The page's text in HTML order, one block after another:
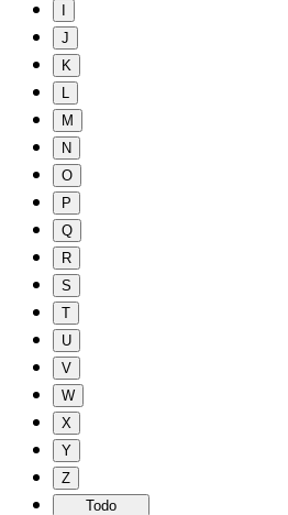
I
J
K
L
M
N
O
P
Q
R
S
T
U
V
W
X
Y
Z
Todo